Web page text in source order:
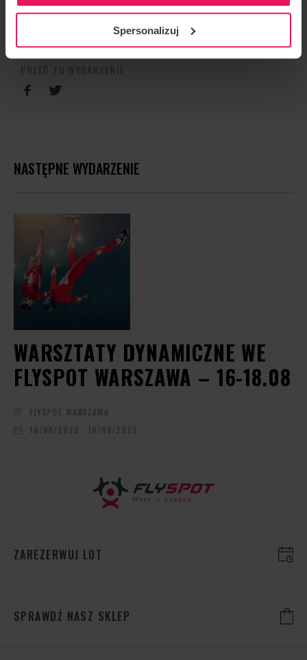
Spersonalizuj
KONTAKT W SPRAWIE IMPREZY
magdalena.monika.olszewska@gmail.com
NASTĘPNE WYDARZENIE
WARSZTATY DYNAMICZNE WE
FLYSPOT WARSZAWA – 16-18.08
FLYSPOT WARSZAWA
16/08/2022 - 18/08/2022
ZAREZERWUJ LOT
SPRAWDŹ NASZ SKLEP